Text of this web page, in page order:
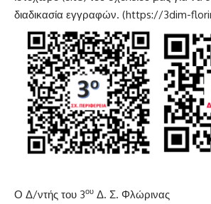
διαδικασία εγγραφών. (https://3dim-
Ο Δ/ντής του 3ου Δ. Σ. Φλώρινας